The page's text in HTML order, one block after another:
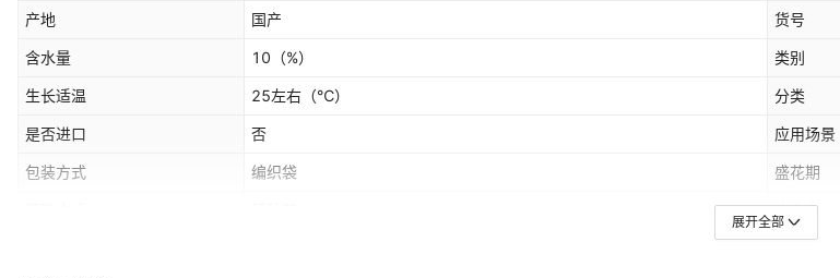
产地 国产 货号
含水量 10 （%） 类别
生长适温 25左右 （℃） 分类
是否进口 否 应用场景
包装方式 编织袋 盛花期
病虫害
展开全部